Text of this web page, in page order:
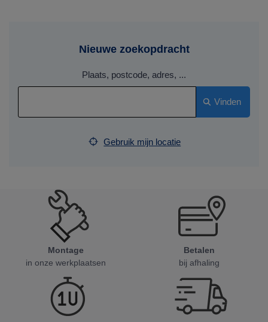
Nieuwe zoekopdracht
Plaats, postcode, adres, ...
Vinden
Gebruik mijn locatie
Montage
in onze werkplaatsen
Betalen
bij afhaling